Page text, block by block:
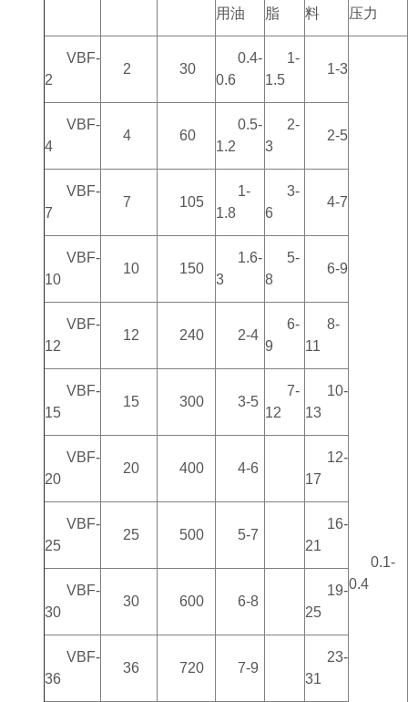
用油
脂
料
压力
VBF-
2
2 30
0.4-
0.6
1-
1.5
1-3
0.1-
0.4
VBF-
4
4 60
0.5-
1.2
2-
3
2-5
VBF-
7
7 105
1-
1.8
3-
6
4-7
VBF-
10
10 150
1.6-
3
5-
8
6-9
VBF-
12
12 240 2-4
6-
9
8-
11
VBF-
15
15 300 3-5
7-
12
10-
13
VBF-
20
20 400 4-6
12-
17
VBF-
25
25 500 5-7
16-
21
VBF-
30
30 600 6-8
19-
25
VBF-
36
36 720 7-9
23-
31